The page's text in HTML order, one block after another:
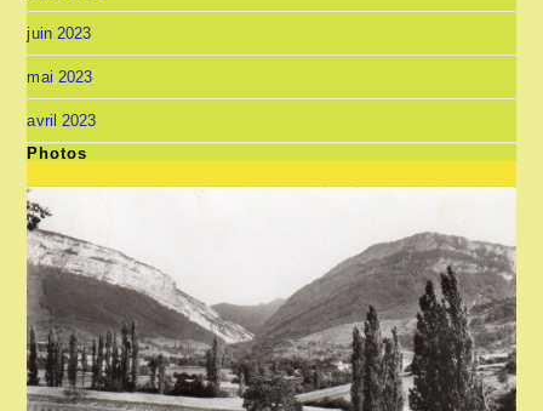
juin 2023
mai 2023
avril 2023
Photos